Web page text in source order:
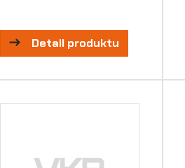
Detail produktu